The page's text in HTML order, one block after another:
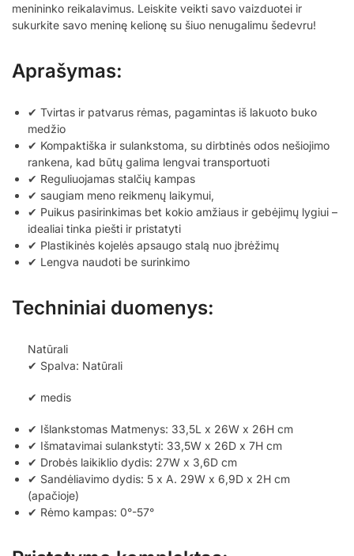
menininko reikalavimus. Leiskite veikti savo vaizduotei ir
sukurkite savo meninę kelionę su šiuo nenugalimu šedevru!
Aprašymas:
✔ Tvirtas ir patvarus rėmas, pagamintas iš lakuoto buko
medžio
✔ Kompaktiška ir sulankstoma, su dirbtinės odos nešiojimo
rankena, kad būtų galima lengvai transportuoti
✔ Reguliuojamas stalčių kampas
✔ saugiam meno reikmenų laikymui,
✔ Puikus pasirinkimas bet kokio amžiaus ir gebėjimų lygiui –
idealiai tinka piešti ir pristatyti
✔ Plastikinės kojelės apsaugo stalą nuo įbrėžimų
✔ Lengva naudoti be surinkimo
Techniniai duomenys:
Natūrali
✔ Spalva: Natūrali
✔ medis
✔ Išlankstomas Matmenys: 33,5L x 26W x 26H cm
✔ Išmatavimai sulankstyti: 33,5W x 26D x 7H cm
✔ Drobės laikiklio dydis: 27W x 3,6D cm
✔ Sandėliavimo dydis: 5 x A. 29W x 6,9D x 2H cm
(apačioje)
✔ Rėmo kampas: 0°-57°